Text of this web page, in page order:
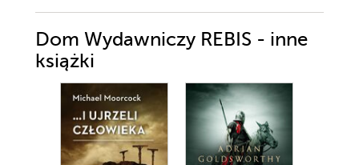
Piątek
1
2
Niedziela
3
Poniedziałek
Dom Wydawniczy REBIS - inne
książki